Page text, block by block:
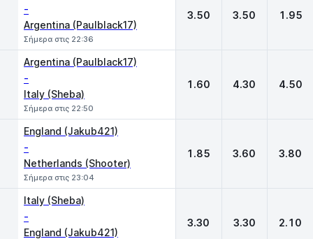
-
Argentina (Paulblack17)
Σήμερα στις 22:36
3.50 3.50 1.95
Argentina (Paulblack17)
-
Italy (Sheba)
Σήμερα στις 22:50
1.60 4.30 4.50
England (Jakub421)
-
Netherlands (Shooter)
Σήμερα στις 23:04
1.85 3.60 3.80
Italy (Sheba)
-
England (Jakub421)
3.30 3.30 2.10